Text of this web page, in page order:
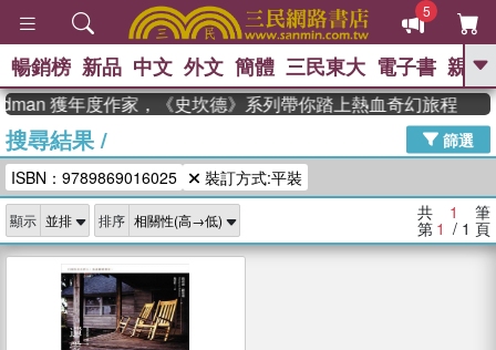
5
GO
高希均教授回憶錄
、 The Odyssey 、 父親節 、 如果歷
史是一群喵 、
獎 臺灣漫遊錄 、 方念華 、 台灣的李
登輝時代
數學女孩：黎曼猜想 、
偉大的迷走神經
暢銷榜 新品 中文 外文 簡體 三民東大 電子書 親子
獲年度作家，《史坎德》系列帶你踏上熱血奇幻旅程
搜尋結果/
篩選
ISBN：9789869016025
裝訂方式:平裝
顯示 排序 共 1 筆
第 1 / 1 頁